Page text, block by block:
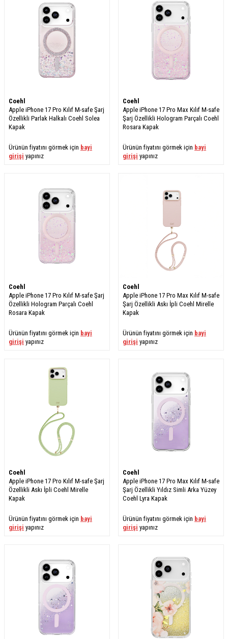
Coehl
Apple iPhone 17 Pro Kılıf M-safe Şarj
Özellikli Parlak Halkalı Coehl Solea
Kapak
Ürünün fiyatını görmek için bayi
girişi yapınız
Coehl
Apple iPhone 17 Pro Max Kılıf M-safe
Şarj Özellikli Hologram Parçalı Coehl
Rosara Kapak
Ürünün fiyatını görmek için bayi
girişi yapınız
Coehl
Apple iPhone 17 Pro Kılıf M-safe Şarj
Özellikli Hologram Parçalı Coehl
Rosara Kapak
Ürünün fiyatını görmek için bayi
girişi yapınız
Coehl
Apple iPhone 17 Pro Max Kılıf M-safe
Şarj Özellikli Askı İpli Coehl Mirelle
Kapak
Ürünün fiyatını görmek için bayi
girişi yapınız
Coehl
Apple iPhone 17 Pro Kılıf M-safe Şarj
Özellikli Askı İpli Coehl Mirelle
Kapak
Ürünün fiyatını görmek için bayi
girişi yapınız
Coehl
Apple iPhone 17 Pro Max Kılıf M-safe
Şarj Özellikli Yıldız Simli Arka Yüzey
Coehl Lyra Kapak
Ürünün fiyatını görmek için bayi
girişi yapınız